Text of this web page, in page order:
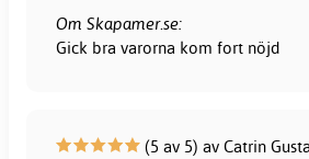
Om Skapamer.se:
Gick bra varorna kom fort nöjd
(5 av 5) av Catrin